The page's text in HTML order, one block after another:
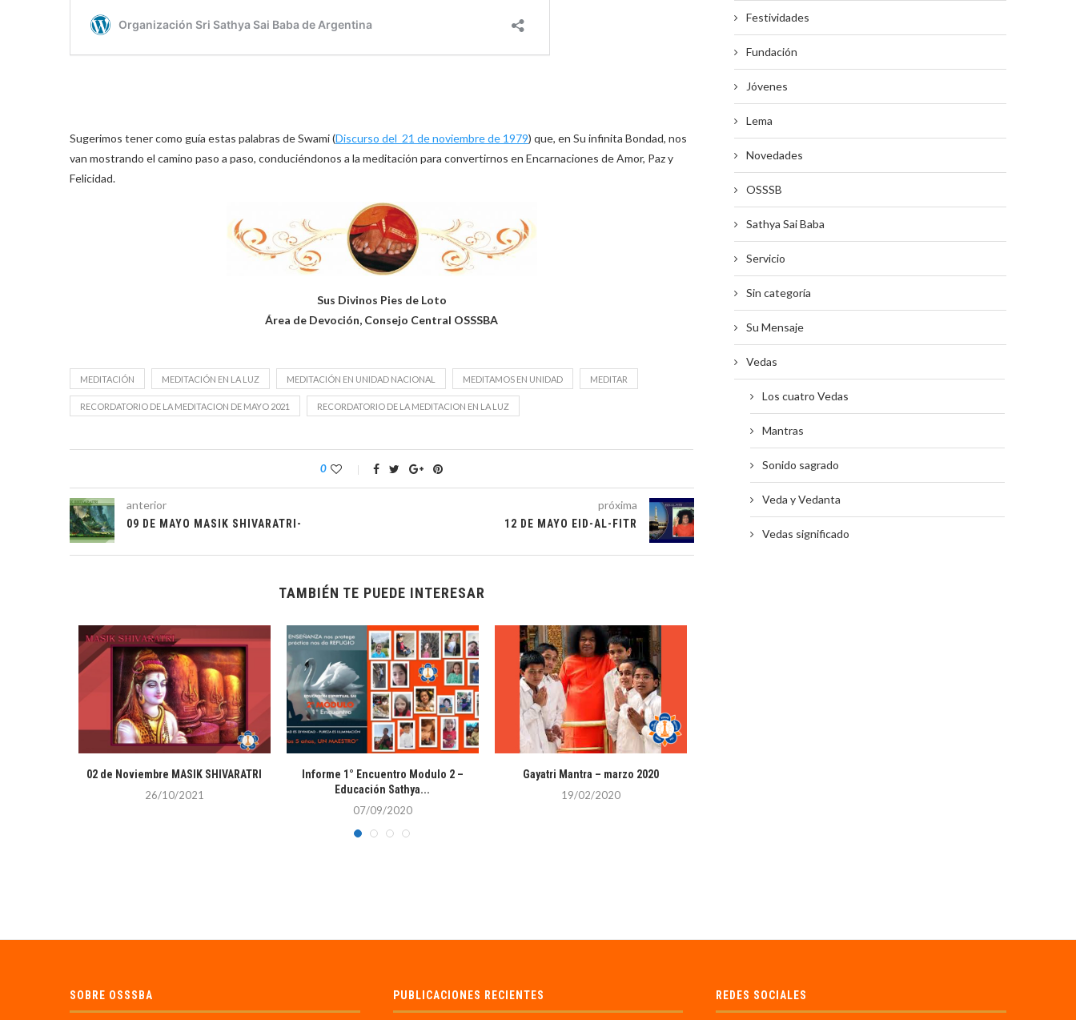
Sugerimos tener como guía estas palabras de Swami (Discurso del 21 de noviembre de 1979) que, en Su infinita Bondad, nos
van mostrando el camino paso a paso, conduciéndonos a la meditación para convertirnos en Encarnaciones de Amor, Paz y
Felicidad.
Sus Divinos Pies de Loto
Área de Devoción, Consejo Central OSSSBA
MEDITACIÓN MEDITACIÓN EN LA LUZ MEDITACIÓN EN UNIDAD NACIONAL MEDITAMOS EN UNIDAD MEDITAR
RECORDATORIO DE LA MEDITACION DE MAYO 2021 RECORDATORIO DE LA MEDITACION EN LA LUZ
0
anterior
09 DE MAYO MASIK SHIVARATRI-
próxima
12 DE MAYO EID-AL-FITR
TAMBIÉN TE PUEDE INTERESAR
02 de Noviembre MASIK SHIVARATRI
26/10/2021
Informe 1° Encuentro Modulo 2 –
Educación Sathya...
07/09/2020
Gayatri Mantra – marzo 2020
19/02/2020
Festividades
Fundación
Jóvenes
Lema
Novedades
OSSSB
Sathya Sai Baba
Servicio
Sin categoría
Su Mensaje
Vedas
Los cuatro Vedas
Mantras
Sonido sagrado
Veda y Vedanta
Vedas significado
SOBRE OSSSBA PUBLICACIONES RECIENTES REDES SOCIALES